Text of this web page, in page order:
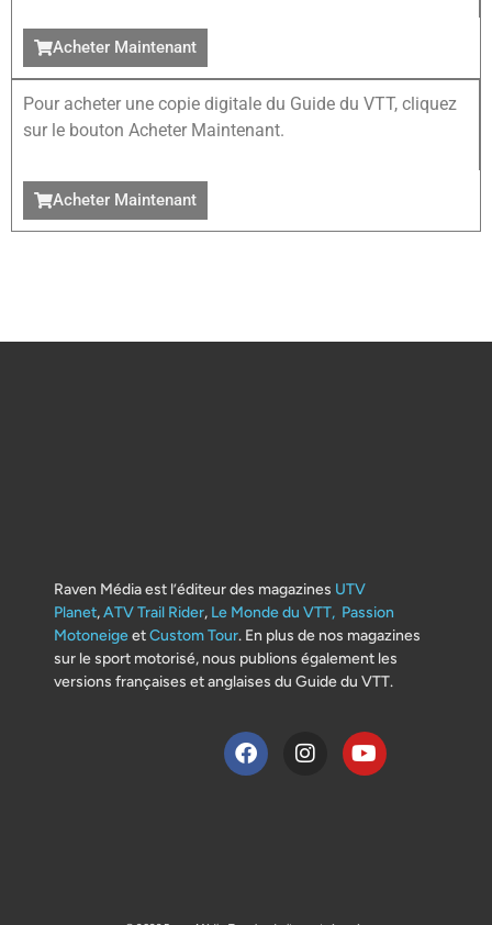
Acheter Maintenant
Pour acheter une copie digitale du Guide du VTT, cliquez
sur le bouton Acheter Maintenant.
Acheter Maintenant
Raven Média est l’éditeur des magazines UTV
Planet,ATV Trail Rider, Le Monde du VTT, Passion
MotoneigeetCustom Tour. En plus de nos magazines
sur le sport motorisé, nous publions également les
versions françaises et anglaises du Guide du VTT.